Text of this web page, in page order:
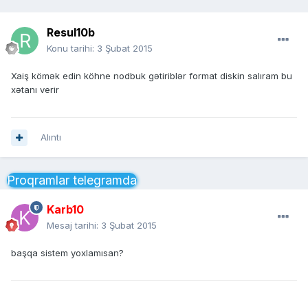
Resul10b
Konu tarihi: 3 Şubat 2015
Xaiş kömək edin köhne nodbuk gətiriblər format diskin salıram bu
xətanı verir
Alıntı
Proqramlar telegramda
Karb10
Mesaj tarihi: 3 Şubat 2015
başqa sistem yoxlamısan?